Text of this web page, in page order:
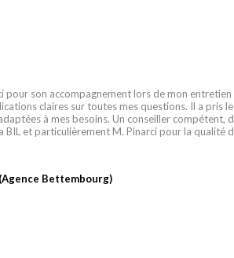
pour son accompagnement lors de mon entretien
claires sur toutes mes questions. Il a pris
à mes besoins. Un conseiller compétent,
et particulièrement M. Pinarci pour la qualité
Bettembourg)